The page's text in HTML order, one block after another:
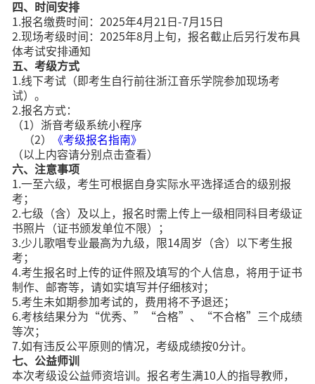
四、时间安排
1.报名缴费时间：2025年4月21日-7月15日
2.现场考级时间：2025年8月上旬，报名截止后另行发布具
体考试安排通知
五、考级方式
1.线下考试（即考生自行前往浙江音乐学院参加现场考
试）。
2.报名方式：
（1）浙音考级系统小程序
（2）
《考级报名指南》
（以上内容请分别点击查看）
六、注意事项
1.一至六级，考生可根据自身实际水平选择适合的级别报
考；
2.七级（含）及以上，报名时需上传上一级相同科目考级证
书照片（证书颁发单位不限）；
3.少儿歌唱专业最高为九级，限14周岁（含）以下考生报
考；
4.考生报名时上传的证件照及填写的个人信息，将用于证书
制作、邮寄等，请如实填写并仔细核对；
5.考生未如期参加考试的，费用将不予退还；
6.考核结果分为“优秀、”“合格”、“不合格”三个成绩
等次；
7.如有违反公平原则的情况，考级成绩按0分计。
七、 公益师训
本次考级设公益师资培训。报名考生满10人的指导教师，